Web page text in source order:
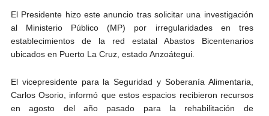
El Presidente hizo este anuncio tras solicitar una investigación
al Ministerio Público (MP) por irregularidades en tres
establecimientos de la red estatal Abastos Bicentenarios
ubicados en Puerto La Cruz, estado Anzoátegui.
El vicepresidente para la Seguridad y Soberanía Alimentaria,
Carlos Osorio, informó que estos espacios recibieron recursos
en agosto del año pasado para la rehabilitación de